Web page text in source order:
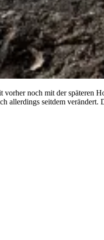
vorher noch mit der späteren
allerdings seitdem verändert.